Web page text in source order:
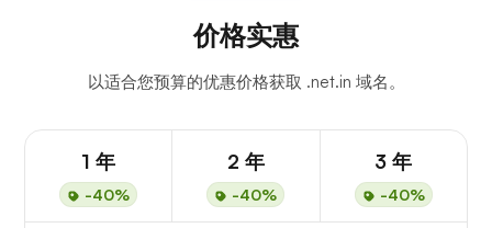
价格实惠
以适合您预算的优惠价格获取 .net.in 域名。
1 年
-40%
2 年
-40%
3 年
-40%